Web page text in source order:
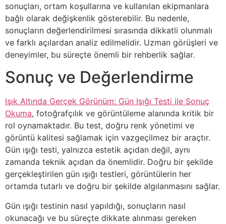
sonuçları, ortam koşullarına ve kullanılan ekipmanlara
bağlı olarak değişkenlik gösterebilir. Bu nedenle,
sonuçların değerlendirilmesi sırasında dikkatli olunmalı
ve farklı açılardan analiz edilmelidir. Uzman görüşleri ve
deneyimler, bu süreçte önemli bir rehberlik sağlar.
Sonuç ve Değerlendirme
Işık Altında Gerçek Görünüm: Gün Işığı Testi ile Sonuç
Okuma, fotoğrafçılık ve görüntüleme alanında kritik bir
rol oynamaktadır. Bu test, doğru renk yönetimi ve
görüntü kalitesi sağlamak için vazgeçilmez bir araçtır.
Gün ışığı testi, yalnızca estetik açıdan değil, aynı
zamanda teknik açıdan da önemlidir. Doğru bir şekilde
gerçekleştirilen gün ışığı testleri, görüntülerin her
ortamda tutarlı ve doğru bir şekilde algılanmasını sağlar.
Gün ışığı testinin nasıl yapıldığı, sonuçların nasıl
okunacağı ve bu süreçte dikkate alınması gereken